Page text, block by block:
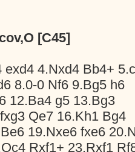
[C45]
exd4 4.Nxd4 Bb4+
8.0-0 Nf6 9.Bg5 h6
12.Ba4 g5 13.Bg3
Qe7 16.Kh1 Bg4
19.Nxe6 fxe6
Rxf1+ 23.Rxf1